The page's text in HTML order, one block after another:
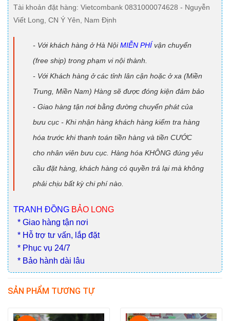
Tài khoản đặt hàng: Vietcombank 0831000074628 - Nguyễn
Viết Long, CN Ý Yên, Nam Định
- Với khách hàng ở Hà NộiMIỄN PHÍvận chuyển
(free ship) trong phạm vi nội thành.
- Với Khách hàng ở các tỉnh lân cận hoặc ở xa (Miền
Trung, Miền Nam) Hàng sẽ được đóng kiện đảm bảo
- Giao hàng tận nơi bằng đường chuyển phát của
bưu cục - Khi nhận hàng khách hàng kiểm tra hàng
hóa trước khi thanh toán tiền hàng và tiền CƯỚC
cho nhân viên bưu cục. Hàng hóa KHÔNG đúng yêu
cầu đặt hàng, khách hàng có quyền trả lại mà không
phải chịu bất kỳ chi phí nào.
TRANH ĐỒNG BẢO LONG
* Giao hàng tận nơi
* Hỗ trợ tư vấn, lắp đặt
* Phục vụ 24/7
* Bảo hành dài lâu
SẢN PHẨM TƯƠNG TỰ